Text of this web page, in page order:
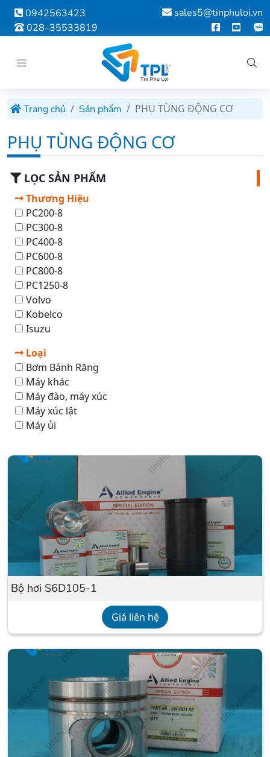
0942563423
028–35533819
sales5@tinphuloi.vn
Trang chủ Sản phẩm PHỤ TÙNG ĐỘNG CƠ
PHỤ TÙNG ĐỘNG CƠ
LỌC SẢN PHẨM
Thương Hiệu
PC200-8
PC300-8
PC400-8
PC600-8
PC800-8
PC1250-8
Volvo
Kobelco
Isuzu
Loại
Bơm Bánh Răng
Máy khác
Máy đào, máy xúc
Máy xúc lật
Máy ủi
Bộ hơi S6D105-1
Giá liên hệ